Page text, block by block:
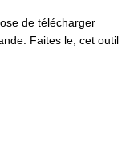
de télécharger
Faites le, cet outil